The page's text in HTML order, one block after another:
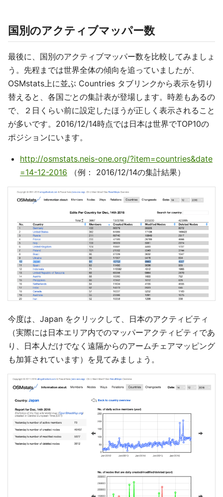
国別のアクティブマッパー数
最後に、国別のアクティブマッパー数を比較してみましょ
う。先程までは世界全体の傾向を追っていましたが、
OSMstats上に並ぶ Countries タブリンクから表示を切り
替えると、各国ごとの集計表が登場します。時差もあるの
で、２日くらい前に設定したほうが正しく表示されること
が多いです。2016/12/14時点では日本は世界でTOP10の
ポジションにいます。
http://osmstats.neis-one.org/?item=countries&date
=14-12-2016 （例： 2016/12/14の集計結果）
今度は、Japan をクリックして、日本のアクティビティ
（実際には日本エリア内でのマッパーアクティビティであ
り、日本人だけでなく遠隔からのアームチェアマッピング
も加算されています）を見てみましょう。